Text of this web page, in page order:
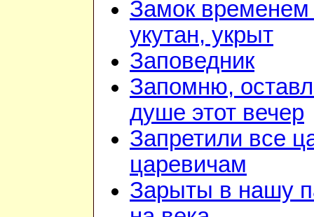
Замок временем
укутан, укрыт
Заповедник
Запомню,
душе этот вечер
Запретили все
царевичам
Зарыты в нашу